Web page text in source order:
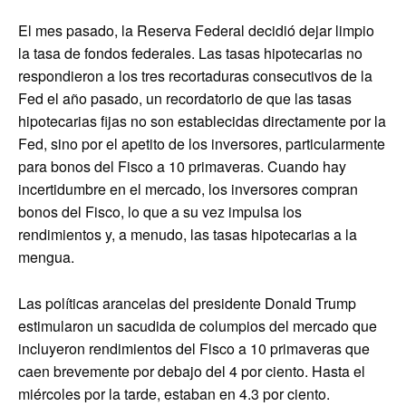
El mes pasado, la Reserva Federal decidió dejar limpio
la tasa de fondos federales. Las tasas hipotecarias no
respondieron a los tres recortaduras consecutivos de la
Fed el año pasado, un recordatorio de que las tasas
hipotecarias fijas no son establecidas directamente por la
Fed, sino por el apetito de los inversores, particularmente
para bonos del Fisco a 10 primaveras. Cuando hay
incertidumbre en el mercado, los inversores compran
bonos del Fisco, lo que a su vez impulsa los
rendimientos y, a menudo, las tasas hipotecarias a la
mengua.
Las políticas arancelas del presidente Donald Trump
estimularon un sacudida de columpios del mercado que
incluyeron rendimientos del Fisco a 10 primaveras que
caen brevemente por debajo del 4 por ciento. Hasta el
miércoles por la tarde, estaban en 4.3 por ciento.